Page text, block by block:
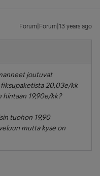
Forum|Forum|13 years ago
joutuvat
20,03e/kk
hintaan 19,90e/kk?
tuohon 19,90
mutta kyse on